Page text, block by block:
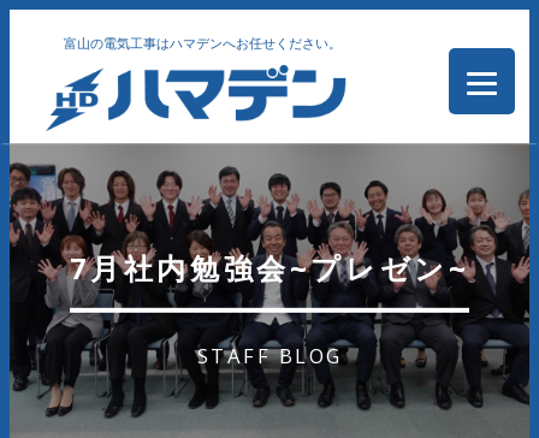
富山の電気工事はハマデンへお任せください。
7月社内勉強会~プレゼン~
STAFF BLOG